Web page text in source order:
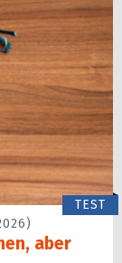
TEST
aber